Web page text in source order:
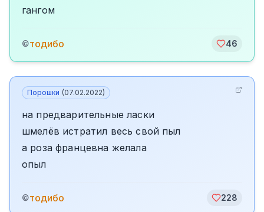
гангом
©тодибо 46
Порошки (07.02.2022)
на предварительные ласки
шмелёв истратил весь свой пыл
а роза францевна желала
опыл
©тодибо 228